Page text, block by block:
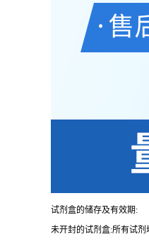
试剂盒的储存及有效期:
未开封的试剂盒:所有试